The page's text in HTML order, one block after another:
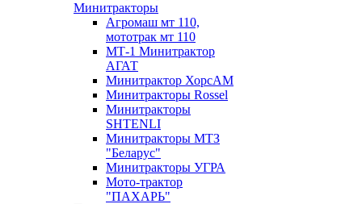
Минитракторы
Агромаш мт 110,
мототрак мт 110
МТ-1 Минитрактор
АГАТ
Минитрактор ХорсАМ
Минитракторы Rossel
Минитракторы
SHTENLI
Минитракторы МТЗ
"Беларус"
Минитракторы УГРА
Мото-трактор
"ПАХАРЬ"